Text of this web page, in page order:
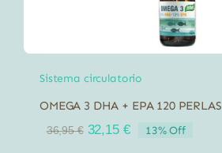
Sistema circulatorio
OMEGA 3 DHA + EPA 120 PERLAS
36,95€ El
32,15 €El
13% Off